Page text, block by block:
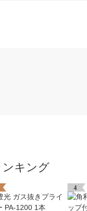
ンキング
4